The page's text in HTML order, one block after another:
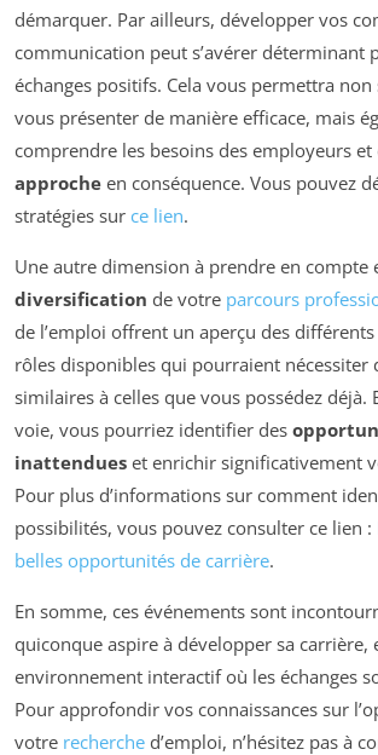
démarquer. Par ailleurs, développer vos
communication peut s’avérer déterminant
échanges positifs. Cela vous permettra
vous présenter de manière efficace, mais
comprendre les besoins des employeurs et
approche en conséquence. Vous pouvez
stratégies sur ce lien.
Une autre dimension à prendre en compte
diversification de votre parcours
de l’emploi offrent un aperçu des
rôles disponibles qui pourraient nécessiter
similaires à celles que vous possédez déjà.
voie, vous pourriez identifier des
inattendues et enrichir significativement
Pour plus d’informations sur comment
possibilités, vous pouvez consulter ce lien :
belles opportunités de carrière.
En somme, ces événements sont
quiconque aspire à développer sa carrière,
environnement interactif où les échanges
Pour approfondir vos connaissances sur
votre recherche d’emploi, n’hésitez pas à